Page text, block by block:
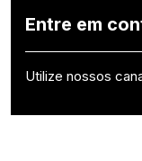
Entre em
Utilize nossos